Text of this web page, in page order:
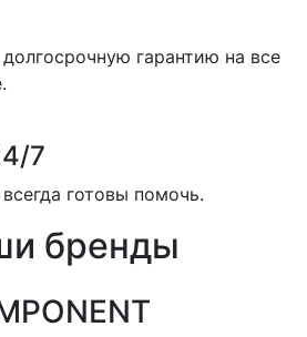
гарантию на все
7
готовы помочь.
бренды